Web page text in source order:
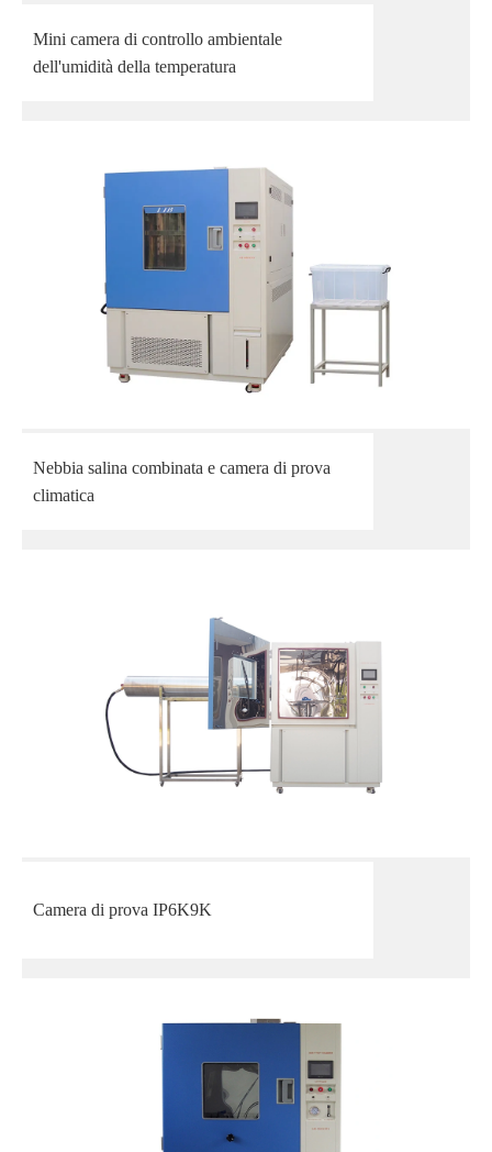
Mini camera di controllo ambientale
dell'umidità della temperatura
Nebbia salina combinata e camera di prova
climatica
Camera di prova IP6K9K